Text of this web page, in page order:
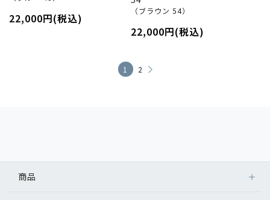
22,000円(税込)
（ブラウン 54）
22,000円(税込)
1 2
商品